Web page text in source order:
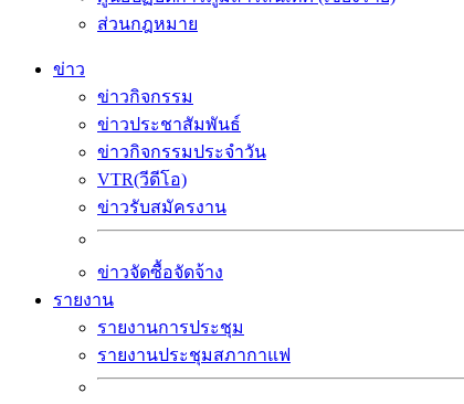
ส่วนกฎหมาย
ข่าว
ข่าวกิจกรรม
ข่าวประชาสัมพันธ์
ข่าวกิจกรรมประจำวัน
VTR(วีดีโอ)
ข่าวรับสมัครงาน
ข่าวจัดซื้อจัดจ้าง
รายงาน
รายงานการประชุม
รายงานประชุมสภากาแฟ